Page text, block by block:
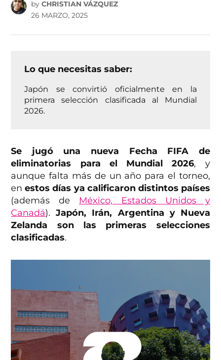
by CHRISTIAN VÁZQUEZ
26 MARZO, 2025
Lo que necesitas saber:
Japón se convirtió oficialmente en la
primera selección clasificada al Mundial
2026.
Se jugó una nueva Fecha FIFA de
eliminatorias para el Mundial 2026, y
aunque falta más de un año para el torneo,
enestos días ya calificaron distintos países
(además de México, Estados Unidos y
Canadá).Japón, Irán, Argentina y Nueva
Zelanda son las primeras
selecciones
clasificadas.